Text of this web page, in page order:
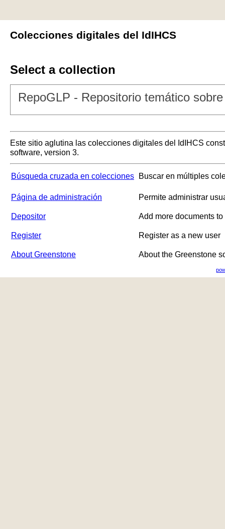
Colecciones digitales del IdIHCS
Select a collection
RepoGLP - Repositorio temático
Este sitio aglutina las colecciones digitales del IdIHCS
software, version 3.
Búsqueda cruzada en colecciones Buscar en múltiples
Página de administración Permite administrar
Depositor Add more documents
Register Register as a new user
About Greenstone About the Greenstone